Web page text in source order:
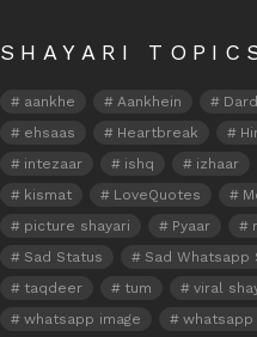
SHAYARI
aankhe Aankhein Dard
ehsaas
Heartbreak
intezaar
ishq izhaar
kismat
LoveQuotes
picture shayari
Pyaar
Sad Status
Sad Whatsapp
taqdeer
tum viral
whatsapp image
whatsapp